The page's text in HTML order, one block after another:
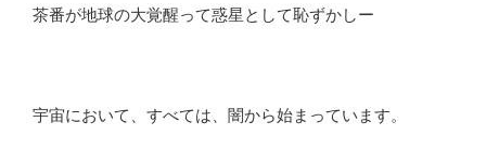
茶番が地球の大覚醒って惑星として恥ずかしー
宇宙において、すべては、闇から始まっています。